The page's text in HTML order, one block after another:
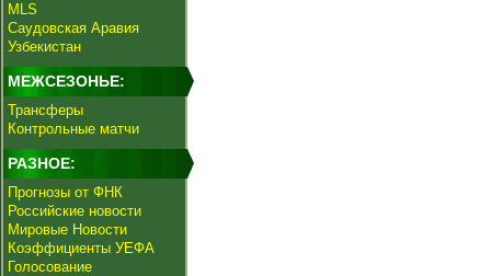
MLS
Саудовская Аравия
Узбекистан
МЕЖСЕЗОНЬЕ:
Трансферы
Контрольные матчи
РАЗНОЕ:
Прогнозы от ФНК
Российские новости
Мировые Новости
Коэффициенты УЕФА
Голосование